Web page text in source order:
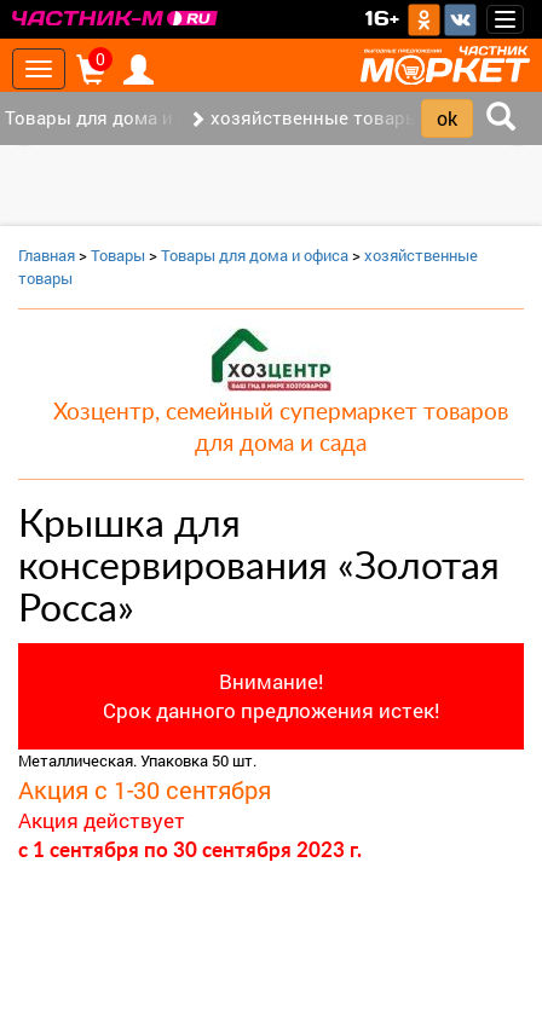
16+
Toggle
navigation
0
Товары для дома и офиса (8)хозяйственные товары (3)
Главная>Товары >Товары для дома и офиса>хозяйственные
товары
Хозцентр, семейный супермаркет товаров
для дома и сада
Крышка для
консервирования «Золотая
Росса»
Внимание!
Срок данного предложения истек!
Металлическая. Упаковка 50 шт.
Акция с 1-30 сентября
Акция действует
c 1 сентября по 30 сентября 2023 г.
‹ ›